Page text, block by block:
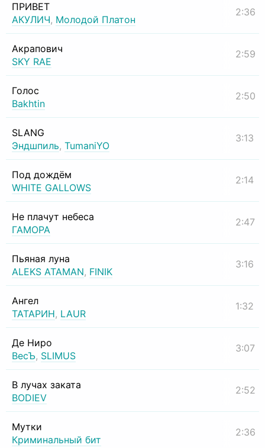
ПРИВЕТ
АКУЛИЧ, Молодой Платон
2:36
Акрапович
SKY RAE
2:59
Голос
Bakhtin
2:50
SLANG
Эндшпиль, TumaniYO
3:13
Под дождём
WHITE GALLOWS
2:14
Не плачут небеса
ГАМОРА
2:47
Пьяная луна
ALEKS ATAMAN, FINIK
3:16
Ангел
ТАТАРИН, LAUR
1:32
Де Ниро
ВесЪ, SLIMUS
3:07
В лучах заката
BODIEV
2:52
Мутки
Криминальный бит
2:36